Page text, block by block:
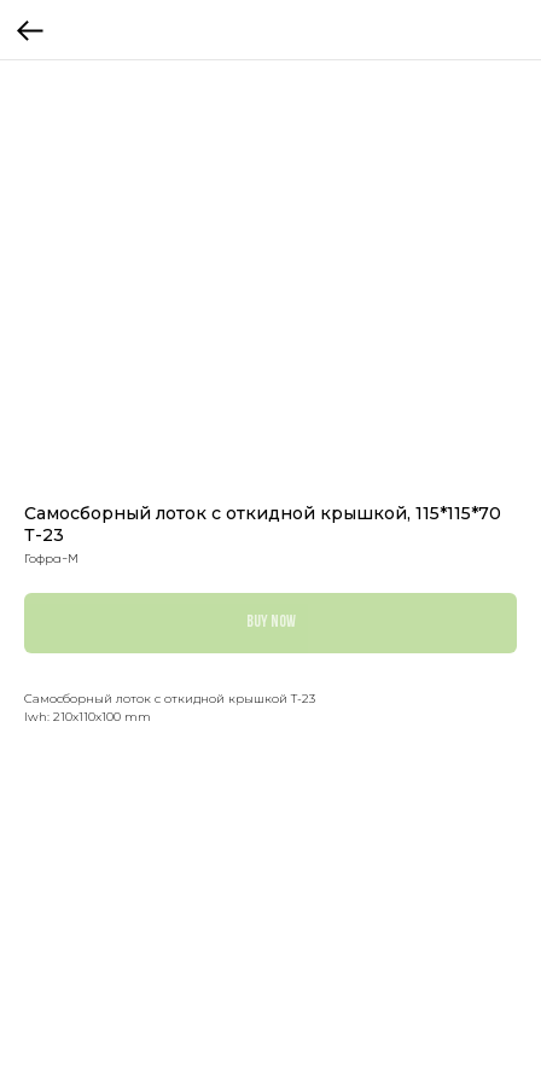
Самосборный лоток с откидной крышкой, 115*115*70
Т-23
Гофра-М
BUY NOW
Самосборный лоток с откидной крышкой Т-23
lwh: 210x110x100 mm